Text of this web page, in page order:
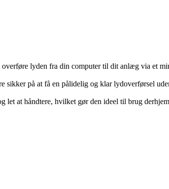
lyden fra din computer til dit anlæg via et
på at få en pålidelig og klar lydoverførsel
at håndtere, hvilket gør den ideel til brug